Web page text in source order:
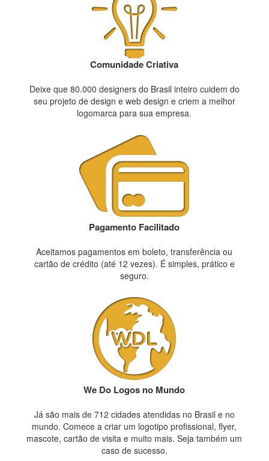
Comunidade Criativa
Deixe que 80.000 designers do Brasil inteiro cuidem do
seu projeto de design e web design e criem a melhor
logomarca para sua empresa.
Pagamento Facilitado
Aceitamos pagamentos em boleto, transferência ou
cartão de crédito (até 12 vezes). É simples, prático e
seguro.
We Do Logos no Mundo
Já são mais de 712 cidades atendidas no Brasil e no
mundo. Comece a criar um logotipo profissional, flyer,
mascote, cartão de visita e muito mais. Seja também um
caso de sucesso.